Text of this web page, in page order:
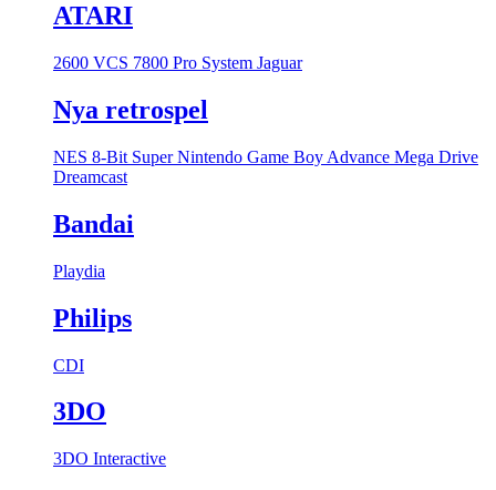
ATARI
2600 VCS 7800 Pro System Jaguar
Nya retrospel
NES 8-Bit Super Nintendo Game Boy Advance Mega Drive
Dreamcast
Bandai
Playdia
Philips
CDI
3DO
3DO Interactive